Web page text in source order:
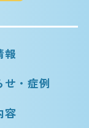
報
せ・症例
容